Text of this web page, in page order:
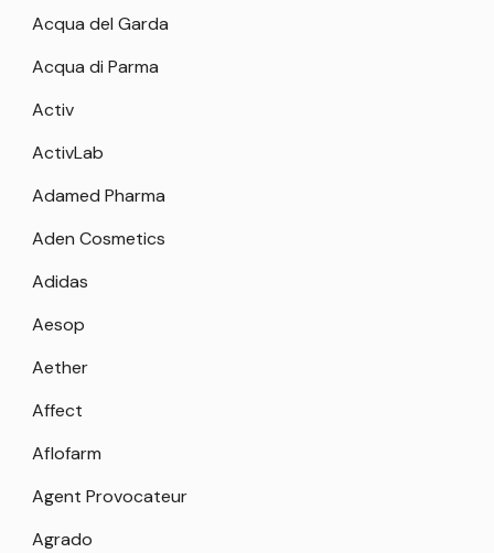
Acqua del Garda
Acqua di Parma
Activ
ActivLab
Adamed Pharma
Aden Cosmetics
Adidas
Aesop
Aether
Affect
Aflofarm
Agent Provocateur
Agrado